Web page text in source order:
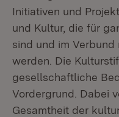
Initiativen und
und Kultur, die für
sind und im
werden. Die
gesellschaftliche
Vordergrund. Dabei
Gesamtheit der